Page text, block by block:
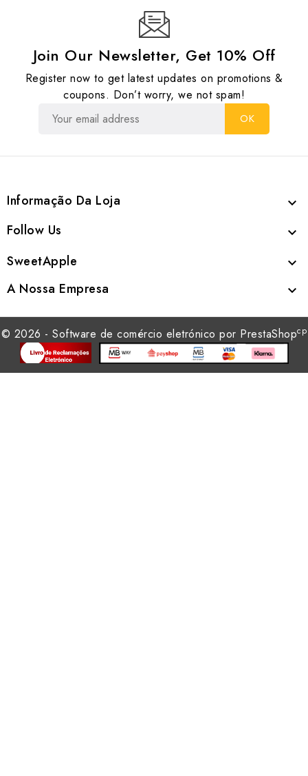
Join Our Newsletter, Get 10% Off
Register now to get latest updates on promotions &
coupons. Don’t worry, we not spam!
Informação Da Loja 
Follow Us 
SweetApple 
A Nossa Empresa 
© 2026 - Software de comércio eletrónico por PrestaShopcp